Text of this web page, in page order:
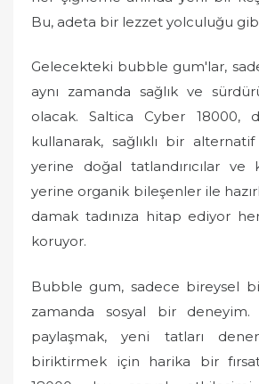
Bu, adeta bir lezzet yolculuğu
Gelecekteki bubble gum'lar,
aynı zamanda sağlık ve
olacak. Saltica Cyber 18000,
kullanarak, sağlıklı bir
yerine doğal tatlandırıcılar ve
yerine organik bileşenler ile
damak tadınıza hitap ediyor
koruyor.
Bubble gum, sadece bireysel
zamanda sosyal bir deneyim.
paylaşmak, yeni tatları
biriktirmek için harika bir